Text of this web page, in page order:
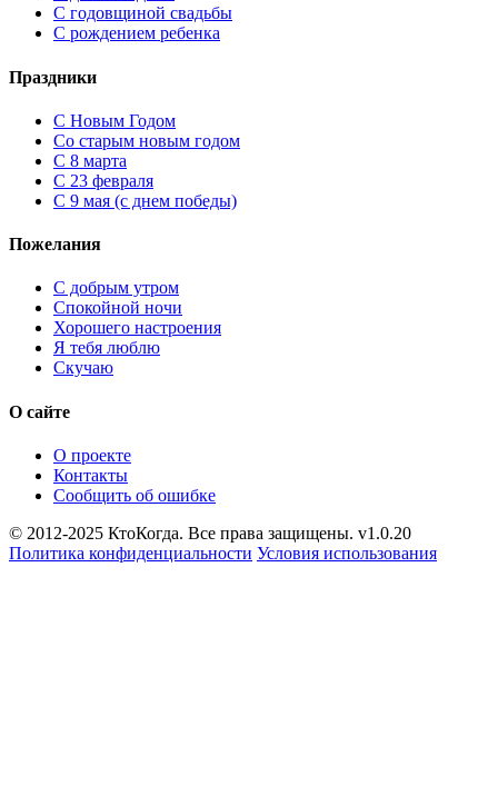
С годовщиной свадьбы
С рождением ребенка
Праздники
C Новым Годом
Cо старым новым годом
С 8 марта
С 23 февраля
С 9 мая (с днем победы)
Пожелания
С добрым утром
Спокойной ночи
Хорошего настроения
Я тебя люблю
Скучаю
О сайте
О проекте
Контакты
Сообщить об ошибке
© 2012-2025 КтоКогда. Все права защищены. v1.0.20
Политика конфиденциальности Условия использования